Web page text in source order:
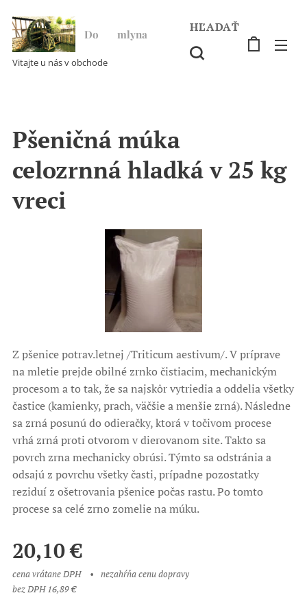
Do ♥ mlyna
Vitajte u nás v obchode
HĽADAŤ
Pšeničná múka
celozrnná hladká v 25 kg
vreci
Z pšenice potrav.letnej /Triticum aestivum/. V príprave
na mletie prejde obilné zrnko čistiacim, mechanickým
procesom a to tak, že sa najskôr vytriedia a oddelia všetky
častice (kamienky, prach, väčšie a menšie zrná). Následne
sa zrná posunú do odieračky, ktorá v točivom procese
vrhá zrná proti otvorom v dierovanom site. Takto sa
povrch zrna mechanicky obrúsi. Týmto sa odstránia a
odsajú z povrchu všetky časti, prípadne pozostatky
reziduí z ošetrovania pšenice počas rastu. Po tomto
procese sa celé zrno zomelie na múku.
20,10€
cena vrátane DPH
nezahŕňa cenu dopravy
bez DPH 16,89 €